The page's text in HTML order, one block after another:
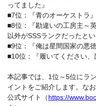
ってました』
■7位：『青のオーケストラ』
■8位：『勘違いの工房主～
以外がSSSランクだったと
■9位：『俺は星間国家の悪徳
■10位：『履いてください、
本記事では、1位～5位にラ
イントをご紹介します。な
公式サイト（https://